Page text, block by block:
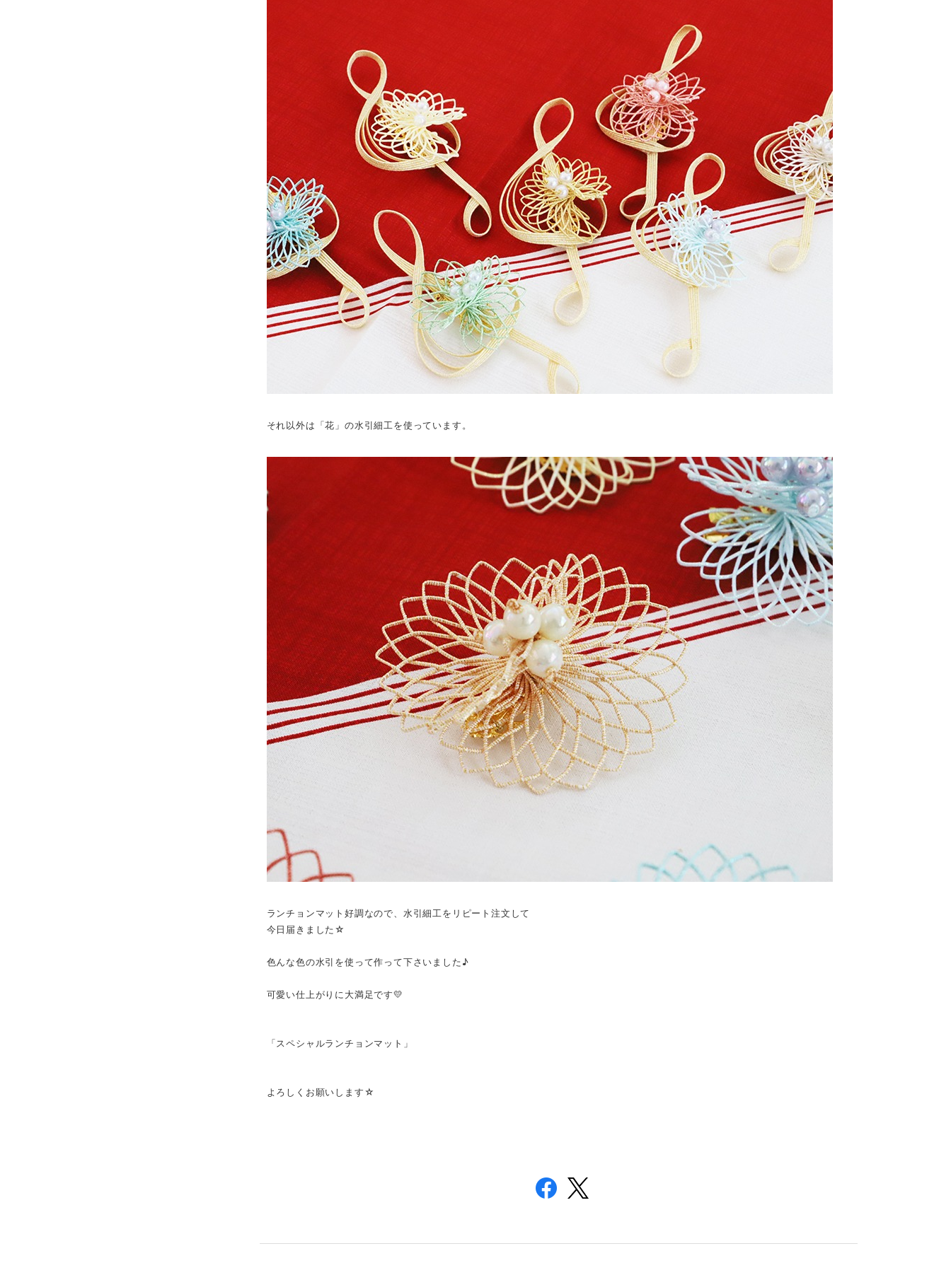
それ以外は「花」の水引細工を使っています。
ランチョンマット好調なので、水引細工をリピート注文して
今日届きました☆
色んな色の水引を使って作って下さいました♪
可愛い仕上がりに大満足です💛
「スペシャルランチョンマット」
よろしくお願いします☆